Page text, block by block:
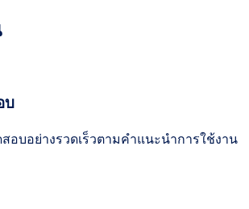
บ
อบอย่างรวดเร็วตามคำแนะนำการใช้งาน